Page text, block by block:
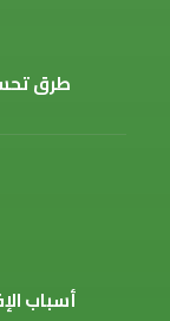
طرق
أسباب